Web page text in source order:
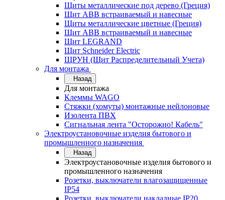
Щиты металлические под дерево (Греция)
Щит ABB встраиваемый и навесные
Щиты металлические цветные (Греция)
Щит ABB встраиваемый и навесные
Щит LEGRAND
Щит Schneider Electric
ЩРУН (Щит Распределительный Учета)
Для монтажа
Назад
Для монтажа
Клеммы WAGO
Стяжки (хомуты) монтажные нейлоновые
Изолента ПВХ
Сигнальная лента "Осторожно! Кабель"
Электроустановочные изделия бытового и
промышленного назначения
Назад
Электроустановочные изделия бытового и
промышленного назначения
Розетки, выключатели влагозащищенные
IP54
Розетки, выключатели накладные IP20